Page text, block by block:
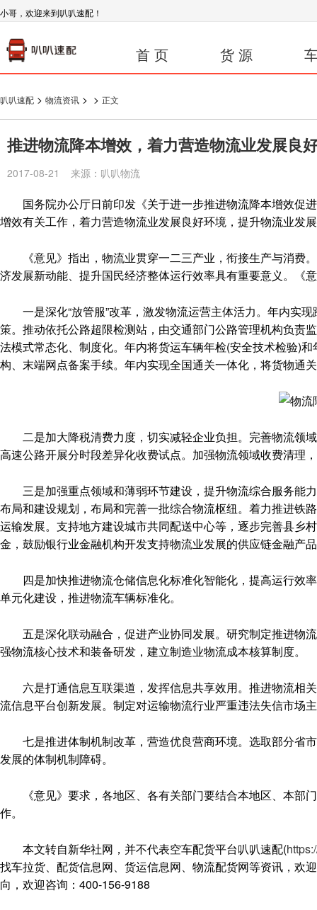
小哥，欢迎来到叭叭速配！
首 页 货 源
叭叭速配 > 物流资讯 > > 正文
推进物流降本增效，着力营造物流业发展良
2017-08-21 来源：叭叭物流
国务院办公厅日前印发《关于进一步推进物流降本增效促
增效有关工作，着力营造物流业发展良好环境，提升物流业发
《意见》指出，物流业贯穿一二三产业，衔接生产与消费
济发展新动能、提升国民经济整体运行效率具有重要意义。《
一是深化“放管服”改革，激发物流运营主体活力。年内实
策。推动依托公路超限检测站，由交通部门公路管理机构负责
法模式常态化、制度化。年内将货运车辆年检(安全技术检验)
构、末端网点备案手续。年内实现全国通关一体化，将货物通
二是加大降税清费力度，切实减轻企业负担。完善物流领
高速公路开展分时段差异化收费试点。加强物流领域收费清理
三是加强重点领域和薄弱环节建设，提升物流综合服务能
布局和建设规划，布局和完善一批综合物流枢纽。着力推进铁
运输发展。支持地方建设城市共同配送中心等，逐步完善县乡
金，鼓励银行业金融机构开发支持物流业发展的供应链金融产
四是加快推进物流仓储信息化标准化智能化，提高运行效率
单元化建设，推进物流车辆标准化。
五是深化联动融合，促进产业协同发展。研究制定推进物
强物流核心技术和装备研发，建立制造业物流成本核算制度。
六是打通信息互联渠道，发挥信息共享效用。推进物流相
流信息平台创新发展。制定对运输物流行业严重违法失信市场
七是推进体制机制改革，营造优良营商环境。选取部分省
发展的体制机制障碍。
《意见》要求，各地区、各有关部门要结合本地区、本部
作。
本文转自新华社网，并不代表空车配货平台叭叭速配(
找车拉货、配货信息网、货运信息网、物流配货网等资讯，欢
向，欢迎咨询：400-156-9188